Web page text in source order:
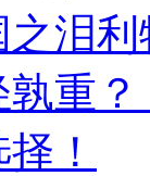
泪
重
！